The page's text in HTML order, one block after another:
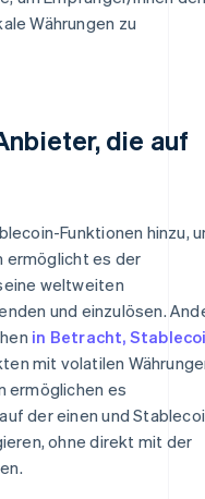
Währungen zu
die auf
Funktionen hinzu,
ermöglicht es der
weltweiten
und einzulösen.
in Betracht,
mit volatilen
ermöglichen es
der einen und
ohne direkt mit der